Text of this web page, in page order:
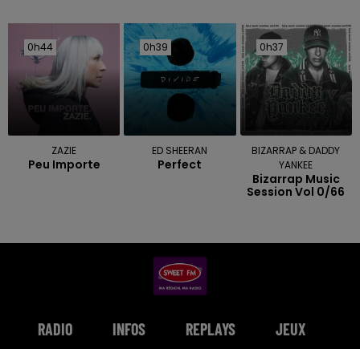
0h44
0h44
ZAZIE
Peu Importe
0h39
0h39
ED SHEERAN
Perfect
0h37
0h37
BIZARRAP & DADDY
YANKEE
Bizarrap Music
Session Vol 0/66
RADIO INFOS REPLAYS JEUX